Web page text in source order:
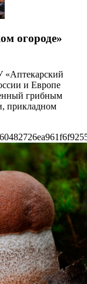
огороде»
«Аптекарский
и Европе
грибным
прикладном